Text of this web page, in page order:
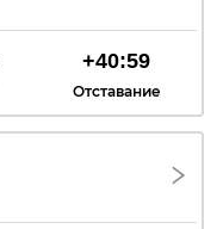
+40:59
Отставание